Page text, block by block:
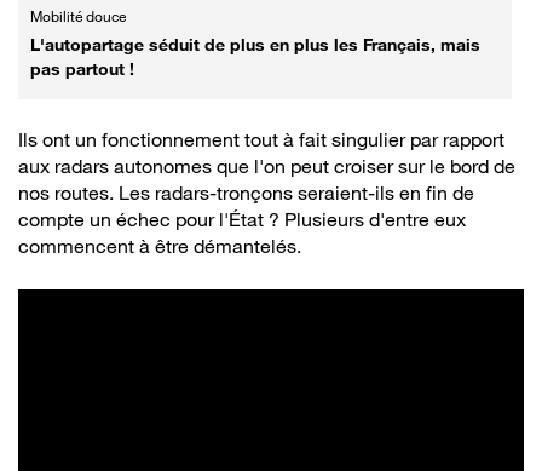
Mobilité douce
L'autopartage séduit de plus en plus les Français, mais
pas partout !
Ils ont un fonctionnement tout à fait singulier par rapport
aux radars autonomes que l'on peut croiser sur le bord de
nos routes. Les radars-tronçons seraient-ils en fin de
compte un échec pour l'État ? Plusieurs d'entre eux
commencent à être démantelés.